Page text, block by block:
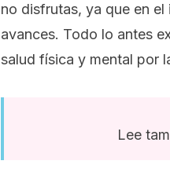
no disfrutas, ya que en
avances. Todo lo antes
salud física y mental por
Lee